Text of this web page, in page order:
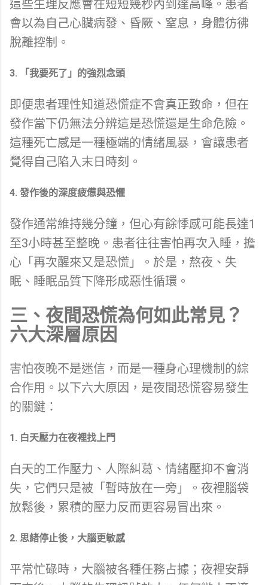
這些生理反應會在短短幾秒內到達高峰。患者
會以為自己心臟病發、昏厥、窒息，身體彷彿
脫離控制。
3. 「我要死了」的強烈念頭
即便患者理性知道恐慌症不會真正致命，但在
發作當下仍無法分辨這是恐慌還是生命危險。
這種死亡感是一種極端的情緒風暴，會讓患者
覺得自己陷入末日時刻。
4. 發作後的深度疲憊與恐懼
發作通常維持幾分鐘，但心有餘悸感可能長達1
至3小時甚至整晚。患者往往害怕再次入睡，擔
心「再次醒來又是恐慌」。於是，熬夜、失
眠、睡眠品質下降形成惡性循環。
三、夜間恐慌為何如此常見？
六大深層原因
害怕夜晚不是迷信，而是一種身心理機制的綜
合作用。以下六大原因，是夜間恐慌容易發生
的關鍵：
1. 白天壓力在夜裡找上門
白天的工作壓力、人際糾葛、情緒壓抑不會消
失，它們只是被「暫時放在一旁」。夜裡腦袋
放鬆後，累積的壓力反而更容易冒出來。
2. 思緒停止後，大腦更敏感
平常忙碌時，大腦被各種任務占據；夜裡安靜